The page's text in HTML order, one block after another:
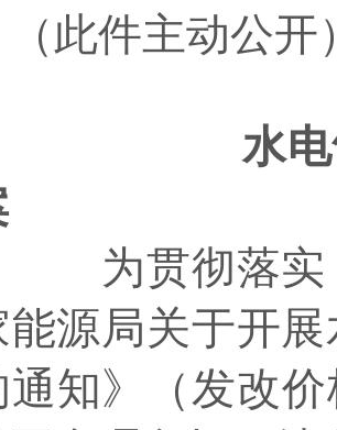
（此件主动公开
水
为贯彻落实
能源局关于开
通知》（发改